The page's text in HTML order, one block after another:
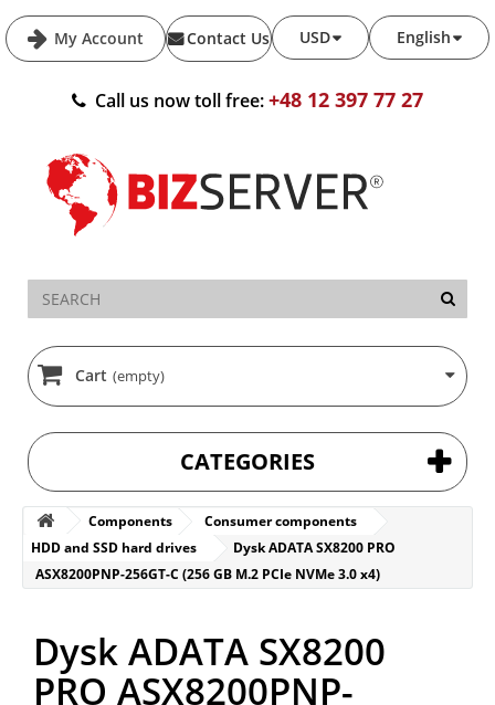
My Account English
USD
Contact Us
Call us now toll free:+48 12 397 77 27
Cart (empty)
CATEGORIES
Components
Consumer components
HDD and SSD hard drives
Dysk ADATA SX8200 PRO
ASX8200PNP-256GT-C (256 GB M.2 PCIe NVMe 3.0 x4)
Dysk ADATA SX8200
PRO ASX8200PNP-